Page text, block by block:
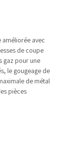
améliorée avec
de coupe
gaz pour une
le gougeage de
de métal
pièces